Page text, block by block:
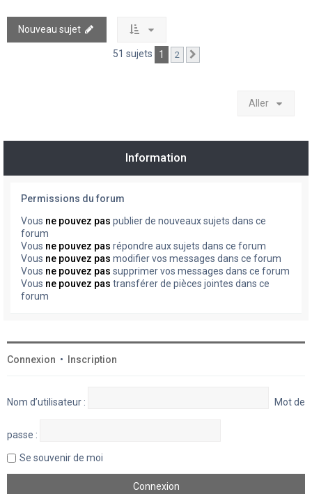
Nouveau sujet
51 sujets 1 2
Aller
Information
Permissions du forum
Vous ne pouvez pas publier de nouveaux sujets dans ce
forum
Vous ne pouvez pas répondre aux sujets dans ce forum
Vous ne pouvez pas modifier vos messages dans ce forum
Vous ne pouvez pas supprimer vos messages dans ce forum
Vous ne pouvez pas transférer de pièces jointes dans ce
forum
Connexion • Inscription
Nom d’utilisateur : Mot de
passe :
Se souvenir de moi